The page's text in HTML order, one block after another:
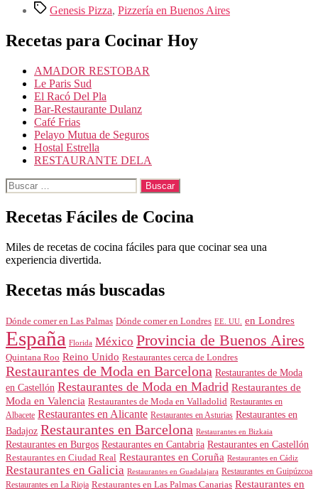
Etiquetas
Genesis Pizza, Pizzería en Buenos Aires
Recetas para Cocinar Hoy
AMADOR RESTOBAR
Le Paris Sud
El Racó Del Pla
Bar-Restaurante Dulanz
Café Frias
Pelayo Mutua de Seguros
Hostal Estrella
RESTAURANTE DELA
Buscar:
Recetas Fáciles de Cocina
Miles de recetas de cocina fáciles para que cocinar sea una
experiencia divertida.
Recetas más buscadas
Dónde comer en Las Palmas Dónde comer en Londres EE. UU. en Londres
España Florida México Provincia de Buenos Aires
Quintana Roo Reino Unido Restaurantes cerca de Londres
Restaurantes de Moda en Barcelona Restaurantes de Moda
en Castellón Restaurantes de Moda en Madrid Restaurantes de
Moda en Valencia Restaurantes de Moda en Valladolid Restaurantes en
Albacete Restaurantes en Alicante Restaurantes en Asturias Restaurantes en
Badajoz Restaurantes en Barcelona Restaurantes en Bizkaia
Restaurantes en Burgos Restaurantes en Cantabria Restaurantes en Castellón
Restaurantes en Ciudad Real Restaurantes en Coruña Restaurantes en Cádiz
Restaurantes en Galicia Restaurantes en Guadalajara Restaurantes en Guipúzcoa
Restaurantes en La Rioja Restaurantes en Las Palmas Canarias Restaurantes en